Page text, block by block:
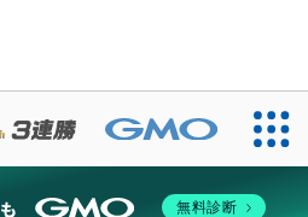
無料診断